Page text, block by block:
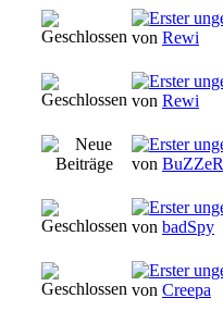
von Rewi
von Rewi
von BuZZeR
von badSpy
von Creepa